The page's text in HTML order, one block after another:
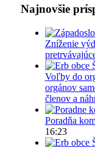
Najnovšie
Zníženie
Voľby do
orgánov
členov a
Poradňa
16:23